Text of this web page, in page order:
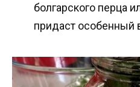
болгарского перца
придаст особенный